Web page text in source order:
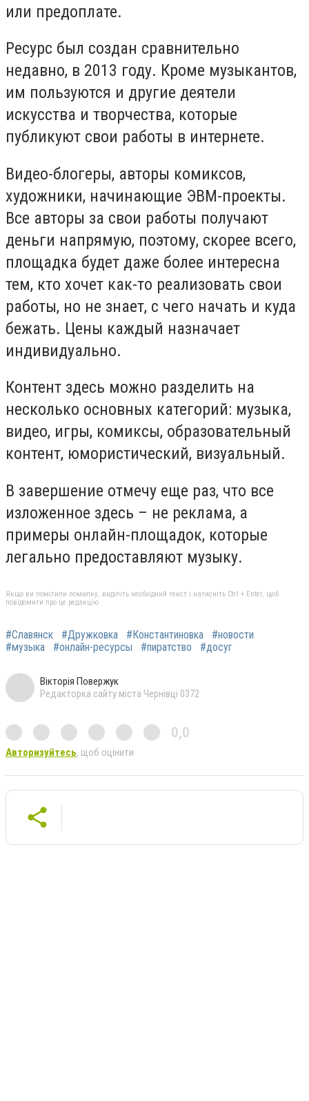
или предоплате.
Ресурс был создан сравнительно
недавно, в 2013 году. Кроме музыкантов,
им пользуются и другие деятели
искусства и творчества, которые
публикуют свои работы в интернете.
Видео-блогеры, авторы комиксов,
художники, начинающие ЭВМ-проекты.
Все авторы за свои работы получают
деньги напрямую, поэтому, скорее всего,
площадка будет даже более интересна
тем, кто хочет как-то реализовать свои
работы, но не знает, с чего начать и куда
бежать. Цены каждый назначает
индивидуально.
Контент здесь можно разделить на
несколько основных категорий: музыка,
видео, игры, комиксы, образовательный
контент, юмористический, визуальный.
В завершение отмечу еще раз, что все
изложенное здесь – не реклама, а
примеры онлайн-площадок, которые
легально предоставляют музыку.
Якщо ви помітили помилку, виділіть необхідний текст і натисніть Ctrl + Enter, щоб
повідомити про це редакцію
#Славянск #Дружковка #Константиновка
#новости
#музыка
#онлайн-ресурсы #пиратство #досуг
Вікторія Повержук
Редакторка сайту міста Чернівці 0372
0,0
Авторизуйтесь, щоб оцінити